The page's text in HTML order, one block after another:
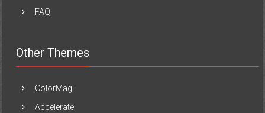
FAQ
Other Themes
ColorMag
Accelerate